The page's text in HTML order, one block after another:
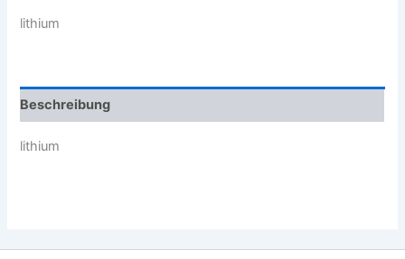
lithium
Beschreibung
lithium